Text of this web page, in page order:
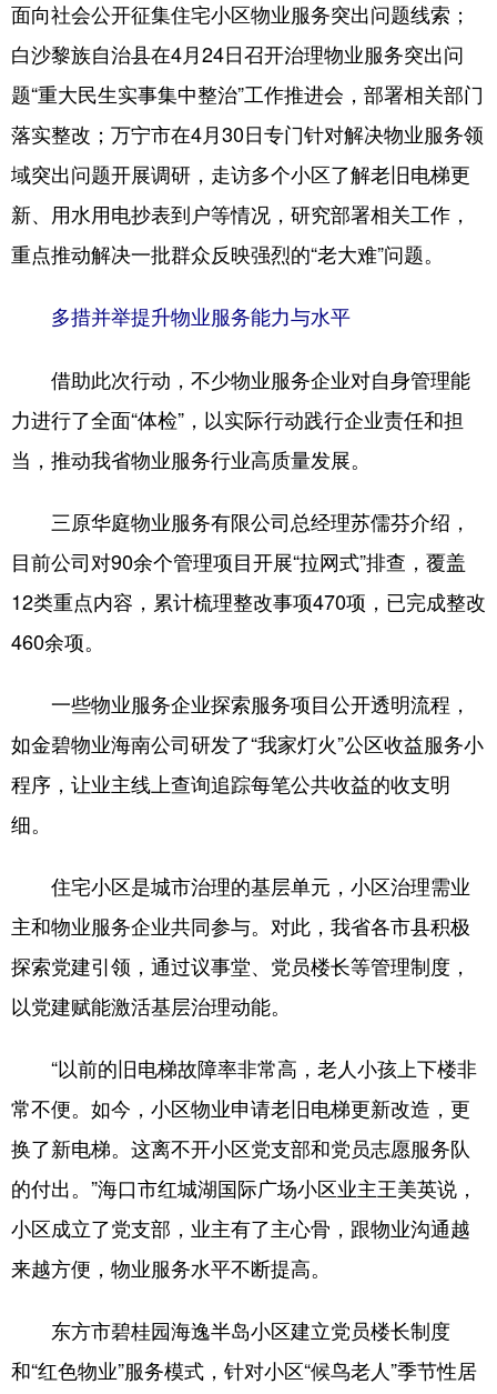
面向社会公开征集住宅小区物业服务突出问题线索；
白沙黎族自治县在4月24日召开治理物业服务突出问
题“重大民生实事集中整治”工作推进会，部署相关部门
落实整改；万宁市在4月30日专门针对解决物业服务领
域突出问题开展调研，走访多个小区了解老旧电梯更
新、用水用电抄表到户等情况，研究部署相关工作，
重点推动解决一批群众反映强烈的“老大难”问题。
多措并举提升物业服务能力与水平
借助此次行动，不少物业服务企业对自身管理能
力进行了全面“体检”，以实际行动践行企业责任和担
当，推动我省物业服务行业高质量发展。
三原华庭物业服务有限公司总经理苏儒芬介绍，
目前公司对90余个管理项目开展“拉网式”排查，覆盖
12类重点内容，累计梳理整改事项470项，已完成整改
460余项。
一些物业服务企业探索服务项目公开透明流程，
如金碧物业海南公司研发了“我家灯火”公区收益服务小
程序，让业主线上查询追踪每笔公共收益的收支明
细。
住宅小区是城市治理的基层单元，小区治理需业
主和物业服务企业共同参与。对此，我省各市县积极
探索党建引领，通过议事堂、党员楼长等管理制度，
以党建赋能激活基层治理动能。
“以前的旧电梯故障率非常高，老人小孩上下楼非
常不便。如今，小区物业申请老旧电梯更新改造，更
换了新电梯。这离不开小区党支部和党员志愿服务队
的付出。”海口市红城湖国际广场小区业主王美英说，
小区成立了党支部，业主有了主心骨，跟物业沟通越
来越方便，物业服务水平不断提高。
东方市碧桂园海逸半岛小区建立党员楼长制度
和“红色物业”服务模式，针对小区“候鸟老人”季节性居